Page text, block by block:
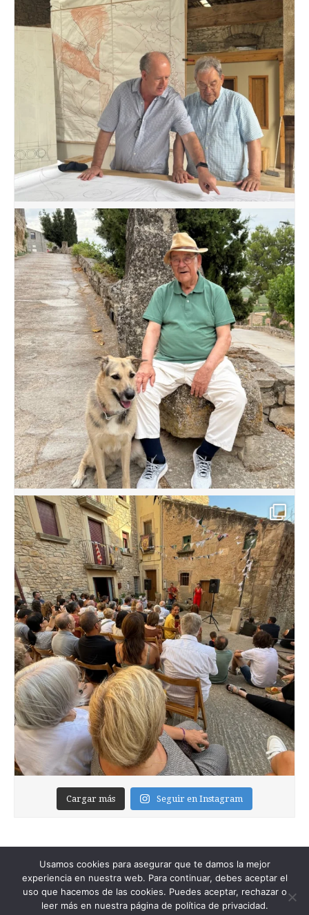
Cargar más Seguir en Instagram
Usamos cookies para asegurar que te damos la mejor
experiencia en nuestra web. Para continuar, debes aceptar el
uso que hacemos de las cookies. Puedes aceptar, rechazar o
leer más en nuestra página de política de privacidad.